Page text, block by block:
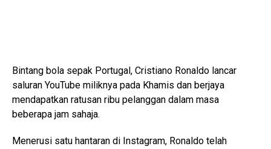
Bintang bola sepak Portugal, Cristiano Ronaldo lancar
saluran YouTube miliknya pada Khamis dan berjaya
mendapatkan ratusan ribu pelanggan dalam masa
beberapa jam sahaja.
Menerusi satu hantaran di Instagram, Ronaldo telah